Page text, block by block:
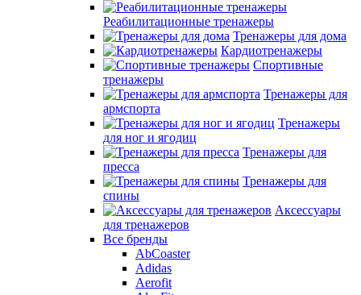
Реабилитационные тренажеры
Тренажеры для дома
Кардиотренажеры
Спортивные
тренажеры
Тренажеры для
армспорта
Тренажеры
для ног и ягодиц
Тренажеры для
пресса
Тренажеры для
спины
Аксессуары
для тренажеров
Все бренды
AbCoaster
Adidas
Aerofit